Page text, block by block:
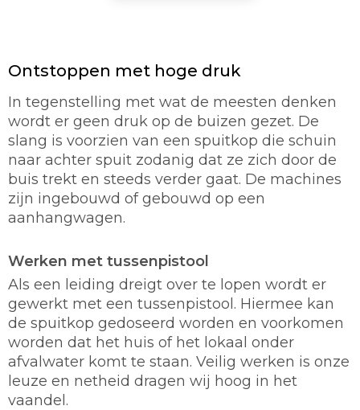
Ontstoppen met hoge druk
In tegenstelling met wat de meesten denken
wordt er geen druk op de buizen gezet. De
slang is voorzien van een spuitkop die schuin
naar achter spuit zodanig dat ze zich door de
buis trekt en steeds verder gaat. De machines
zijn ingebouwd of gebouwd op een
aanhangwagen.
Werken met tussenpistool
Als een leiding dreigt over te lopen wordt er
gewerkt met een tussenpistool. Hiermee kan
de spuitkop gedoseerd worden en voorkomen
worden dat het huis of het lokaal onder
afvalwater komt te staan. Veilig werken is onze
leuze en netheid dragen wij hoog in het
vaandel.